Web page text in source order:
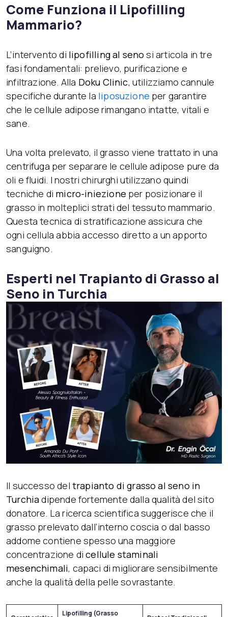
Come Funziona il Lipofilling
Mammario?
L’intervento di lipofilling al seno si articola in tre
fasi fondamentali: prelievo, purificazione e
infiltrazione. Alla Doku Clinic, utilizziamo cannule
specifiche durante la liposuzione per garantire
che le cellule adipose rimangano intatte, vitali e
sane.
Una volta prelevato, il grasso viene trattato in una
centrifuga per separare le cellule adipose pure da
oli e fluidi. I nostri chirurghi utilizzano quindi
tecniche di micro-iniezione per posizionare il
grasso in molteplici strati del tessuto mammario.
Questa tecnica di stratificazione assicura che
ogni cellula abbia accesso diretto a un apporto
sanguigno.
Esperti nel Trapianto di Grasso al
Seno in Turchia
Il successo del trapianto di grasso al seno in
Turchiadipende fortemente dalla qualità del sito
donatore. La ricerca scientifica suggerisce che il
grasso prelevato dall’interno coscia o dal basso
addome contiene spesso una maggiore
concentrazione dicellule staminali
mesenchimali, capaci di migliorare sensibilmente
anche la qualità della pelle sovrastante.
Lipofilling (Grasso